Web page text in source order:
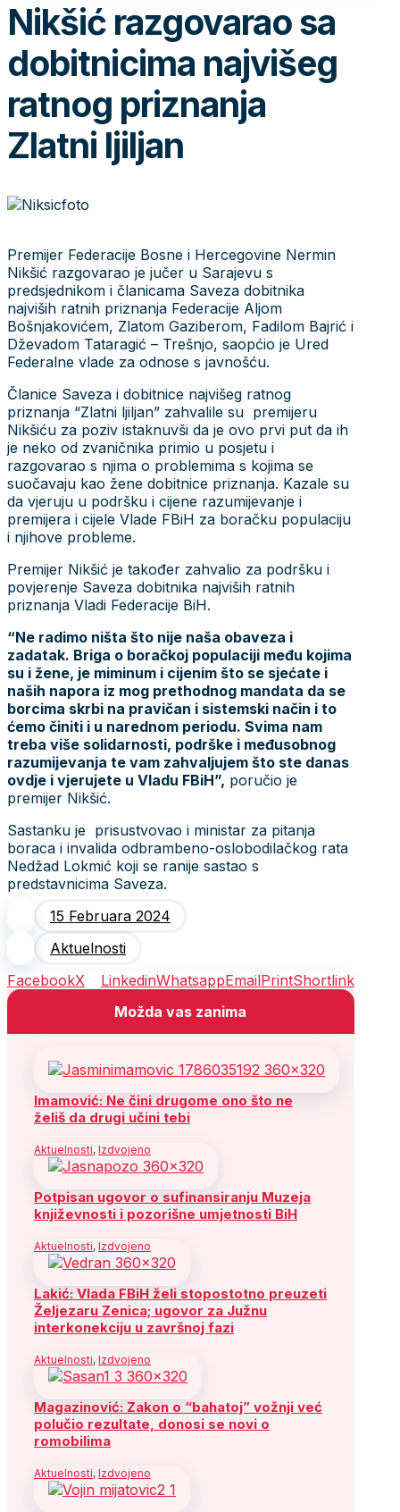
Nikšić razgovarao sa
dobitnicima najvišeg
ratnog priznanja
Zlatni ljiljan
Premijer Federacije Bosne i Hercegovine Nermin
Nikšić razgovarao je jučer u Sarajevu s
predsjednikom i članicama Saveza dobitnika
najviših ratnih priznanja Federacije Aljom
Bošnjakovićem, Zlatom Gaziberom, Fadilom Bajrić i
Dževadom Tataragić – Trešnjo, saopćio je Ured
Federalne vlade za odnose s javnošću.
Članice Saveza i dobitnice najvišeg ratnog
priznanja “Zlatni ljiljan” zahvalile su premijeru
Nikšiću za poziv istaknuvši da je ovo prvi put da ih
je neko od zvaničnika primio u posjetu i
razgovarao s njima o problemima s kojima se
suočavaju kao žene dobitnice priznanja. Kazale su
da vjeruju u podršku i cijene razumijevanje i
premijera i cijele Vlade FBiH za boračku populaciju
i njihove probleme.
Premijer Nikšić je također zahvalio za podršku i
povjerenje Saveza dobitnika najviših ratnih
priznanja Vladi Federacije BiH.
“Ne radimo ništa što nije naša obaveza i
zadatak. Briga o boračkoj populaciji među kojima
su i žene, je miminum i cijenim što se sjećate i
naših napora iz mog prethodnog mandata da se
borcima skrbi na pravičan i sistemski način i to
ćemo činiti i u narednom periodu. Svima nam
treba više solidarnosti, podrške i međusobnog
razumijevanja te vam zahvaljujem što ste danas
ovdje i vjerujete u Vladu FBiH”, poručio je
premijer Nikšić.
Sastanku je prisustvovao i ministar za pitanja
boraca i invalida odbrambeno-oslobodilačkog rata
Nedžad Lokmić koji se ranije sastao s
predstavnicima Saveza.
15 Februara 2024
Aktuelnosti
FacebookX LinkedinWhatsappEmailPrintShortlink
Možda vas zanima
Imamović: Ne čini drugome ono što ne
želiš da drugi učini tebi
Aktuelnosti, Izdvojeno
Potpisan ugovor o sufinansiranju Muzeja
književnosti i pozorišne umjetnosti BiH
Aktuelnosti, Izdvojeno
Lakić: Vlada FBiH želi stopostotno preuzeti
Željezaru Zenica; ugovor za Južnu
interkonekciju u završnoj fazi
Aktuelnosti, Izdvojeno
Magazinović: Zakon o “bahatoj” vožnji već
polučio rezultate, donosi se novi o
romobilima
Aktuelnosti, Izdvojeno